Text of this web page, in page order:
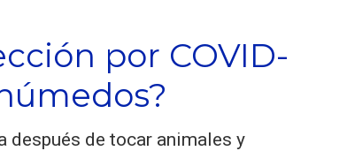
por COVID-
después de tocar animales y